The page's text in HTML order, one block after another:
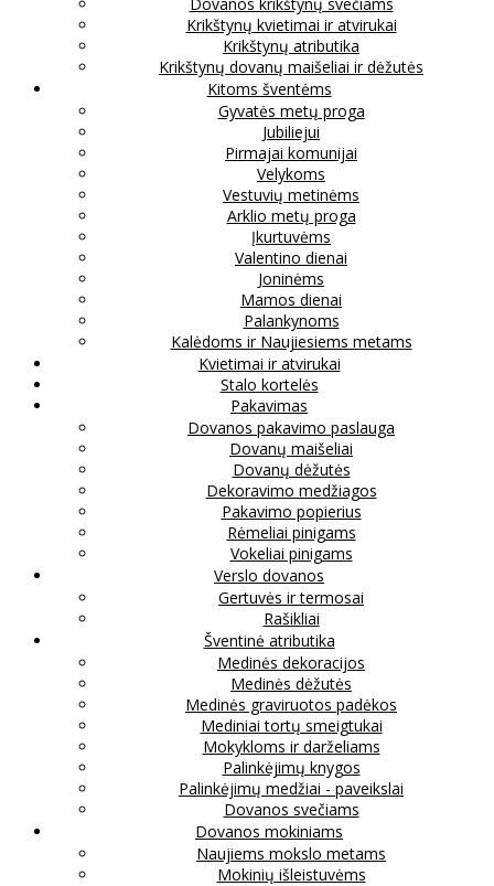
Krikštynų kvietimai ir atvirukai
Krikštynų atributika
Krikštynų dovanų maišeliai ir dėžutės
Kitoms šventėms
Gyvatės metų proga
Jubiliejui
Pirmajai komunijai
Velykoms
Vestuvių metinėms
Arklio metų proga
Įkurtuvėms
Valentino dienai
Joninėms
Mamos dienai
Palankynoms
Kalėdoms ir Naujiesiems metams
Kvietimai ir atvirukai
Stalo kortelės
Pakavimas
Dovanos pakavimo paslauga
Dovanų maišeliai
Dovanų dėžutės
Dekoravimo medžiagos
Pakavimo popierius
Rėmeliai pinigams
Vokeliai pinigams
Verslo dovanos
Gertuvės ir termosai
Rašikliai
Šventinė atributika
Medinės dekoracijos
Medinės dėžutės
Medinės graviruotos padėkos
Mediniai tortų smeigtukai
Mokykloms ir darželiams
Palinkėjimų knygos
Palinkėjimų medžiai - paveikslai
Dovanos svečiams
Dovanos mokiniams
Naujiems mokslo metams
Mokinių išleistuvėms